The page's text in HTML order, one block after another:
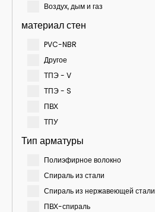
Воздух, дым и газ
материал стен
PVC-NBR
Другое
ТПЭ - V
ТПЭ - S
ПВХ
ТПУ
Тип арматуры
Полиэфирное волокно
Спираль из стали
Спираль из нержавеющей стали
ПВХ-спираль